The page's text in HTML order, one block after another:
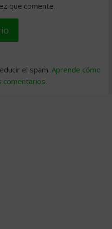
que comente.
el spam. Aprende cómo
comentarios.